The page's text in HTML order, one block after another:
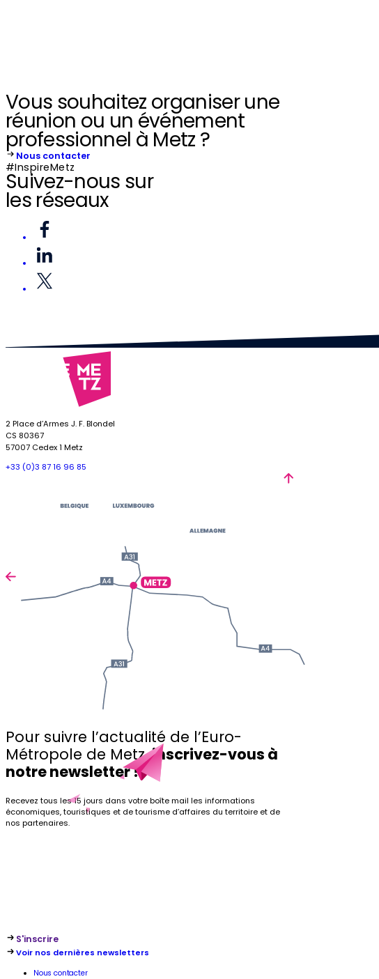
Vous souhaitez organiser une
réunion ou un événement
professionnel à Metz ?
Nous contacter
#InspireMetz
Suivez-nous sur
les réseaux
2 Place d’Armes J. F. Blondel
CS 80367
57007 Cedex 1 Metz
+33 (0)3 87 16 96 85
Pour suivre l’actualité de l’Euro-
Métropole de Metz,inscrivez-vous à
notre newsletter !
Recevez tous les 15 jours dans votre boîte mail les informations
économiques, touristiques et de tourisme d’affaires du territoire et de
nos partenaires.
S'inscrire
Voir nos dernières newsletters
Nous contacter